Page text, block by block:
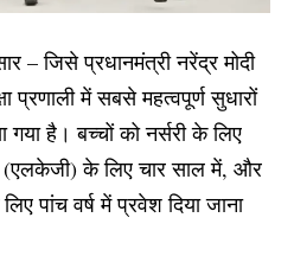
– जिसे प्रधानमंत्री नरेंद्र मोदी
प्रणाली में सबसे महत्वपूर्ण सुधारों
है। बच्चों को नर्सरी के लिए
(एलकेजी) के लिए चार साल में, और
पांच वर्ष में प्रवेश दिया जाना